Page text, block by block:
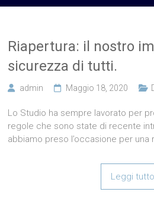
Riapertura: il nostro
sicurezza di tutti.
admin Maggio 18, 2020
Lo Studio ha sempre lavorato per
regole che sono state di recente
abbiamo preso l’occasione per una
Leggi tutto